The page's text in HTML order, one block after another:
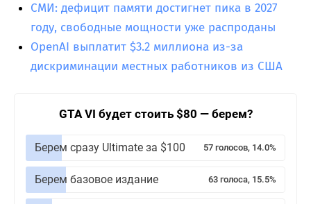
СМИ: дефицит памяти достигнет пика в 2027
году, свободные мощности уже распроданы
OpenAI выплатит $3.2 миллиона из-за
дискриминации местных работников из США
GTA VI будет стоить $80 — берем?
Берем сразу Ultimate за $100 57 голосов, 14.0%
Берем базовое издание 63 голоса, 15.5%